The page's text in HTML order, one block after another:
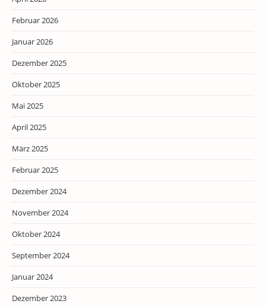
Februar 2026
Januar 2026
Dezember 2025
Oktober 2025
Mai 2025
April 2025
März 2025
Februar 2025
Dezember 2024
November 2024
Oktober 2024
September 2024
Januar 2024
Dezember 2023